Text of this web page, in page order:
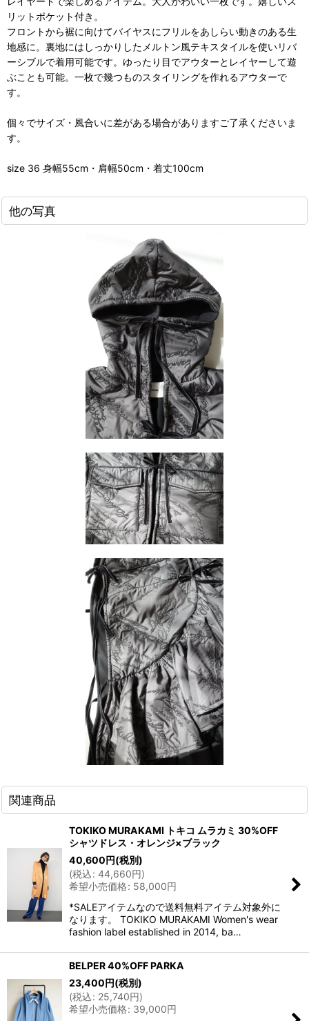
リットポケット付き。
フロントから裾に向けてバイヤスにフリルをあしらい動きのある生
地感に。裏地にはしっかりしたメルトン風テキスタイルを使いリバ
ーシブルで着用可能です。ゆったり目でアウターとレイヤーして遊
ぶことも可能。一枚で幾つものスタイリングを作れるアウターで
す。
個々でサイズ・風合いに差がある場合がありますご了承くださいま
す。
size 36 身幅55cm・肩幅50cm・着丈100cm
他の写真
関連商品
TOKIKO MURAKAMI トキコ ムラカミ 30%OFF
シャツドレス・オレンジ×ブラック
40,600円(税別)
(税込: 44,660円)
希望小売価格: 58,000円
*SALEアイテムなので送料無料アイテム対象外に
なります。 TOKIKO MURAKAMI Women's wear
fashion label established in 2014, ba…
BELPER 40%OFF PARKA
23,400円(税別)
(税込: 25,740円)
希望小売価格: 39,000円